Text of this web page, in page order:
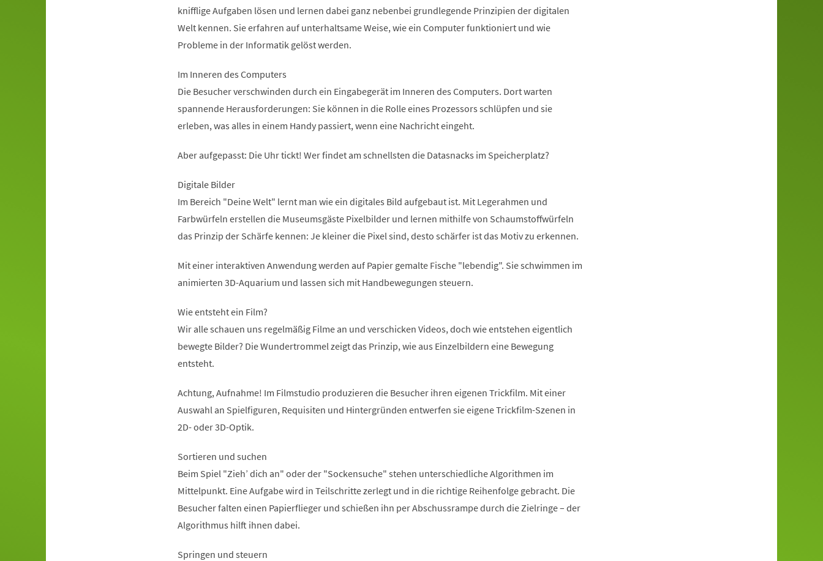
knifflige Aufgaben lösen und lernen dabei ganz nebenbei grundlegende Prinzipien der digitalen
Welt kennen. Sie erfahren auf unterhaltsame Weise, wie ein Computer funktioniert und wie
Probleme in der Informatik gelöst werden.
Im Inneren des Computers
Die Besucher verschwinden durch ein Eingabegerät im Inneren des Computers. Dort warten
spannende Herausforderungen: Sie können in die Rolle eines Prozessors schlüpfen und sie
erleben, was alles in einem Handy passiert, wenn eine Nachricht eingeht.
Aber aufgepasst: Die Uhr tickt! Wer findet am schnellsten die Datasnacks im Speicherplatz?
Digitale Bilder
Im Bereich "Deine Welt" lernt man wie ein digitales Bild aufgebaut ist. Mit Legerahmen und
Farbwürfeln erstellen die Museumsgäste Pixelbilder und lernen mithilfe von Schaumstoffwürfeln
das Prinzip der Schärfe kennen: Je kleiner die Pixel sind, desto schärfer ist das Motiv zu erkennen.
Mit einer interaktiven Anwendung werden auf Papier gemalte Fische "lebendig". Sie schwimmen im
animierten 3D-Aquarium und lassen sich mit Handbewegungen steuern.
Wie entsteht ein Film?
Wir alle schauen uns regelmäßig Filme an und verschicken Videos, doch wie entstehen eigentlich
bewegte Bilder? Die Wundertrommel zeigt das Prinzip, wie aus Einzelbildern eine Bewegung
entsteht.
Achtung, Aufnahme! Im Filmstudio produzieren die Besucher ihren eigenen Trickfilm. Mit einer
Auswahl an Spielfiguren, Requisiten und Hintergründen entwerfen sie eigene Trickfilm-Szenen in
2D- oder 3D-Optik.
Sortieren und suchen
Beim Spiel "Zieh’ dich an" oder der "Sockensuche" stehen unterschiedliche Algorithmen im
Mittelpunkt. Eine Aufgabe wird in Teilschritte zerlegt und in die richtige Reihenfolge gebracht. Die
Besucher falten einen Papierflieger und schießen ihn per Abschussrampe durch die Zielringe – der
Algorithmus hilft ihnen dabei.
Springen und steuern